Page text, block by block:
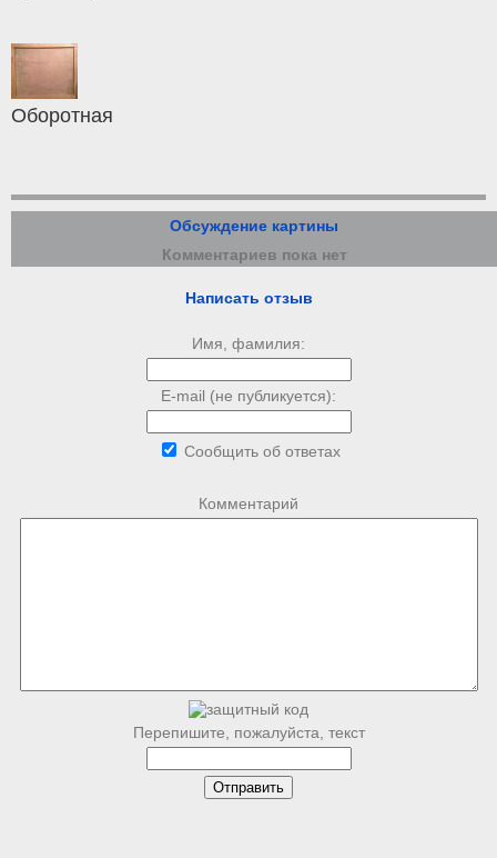
Оборотная
Обсуждение картины
Комментариев пока нет
Написать отзыв
Имя, фамилия:
E-mail (не публикуется):
Сообщить об ответах
Комментарий
Перепишите, пожалуйста, текст